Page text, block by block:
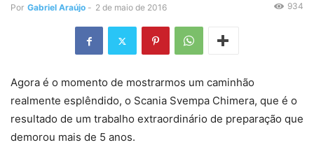
Por Gabriel Araújo - 2 de maio de 2016 934
Agora é o momento de mostrarmos um caminhão
realmente esplêndido, o Scania Svempa Chimera, que é o
resultado de um trabalho extraordinário de preparação que
demorou mais de 5 anos.